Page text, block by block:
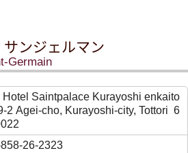
ンジェルマン
Germain
Saintpalace Kurayoshi enkaito
2 Agei-cho, Kurayoshi-city, Tottori 6
26-2323